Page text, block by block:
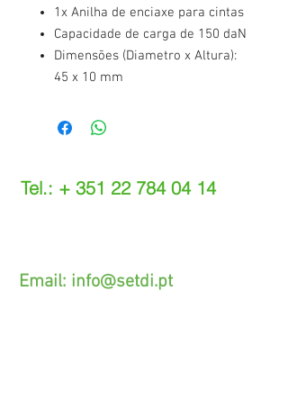
1x Anilha de enciaxe para cintas
Capacidade de carga de 150 daN
Dimensões (Diametro x Altura):
45 x 10 mm
Tel.: + 351 22 784 04 14
Email: info@setdi.pt